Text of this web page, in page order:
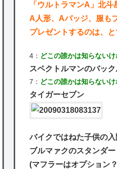
「ウルトラマンA」北斗
A人形、Aバッジ、服も
プレゼントするのは、と
4： どこの誰かは知らない
スペクトルマンのバッ
7： どこの誰かは知らない
タイガーセブン
バイクではねた子供の
ブルマァクのスタンダ
(マフラーはオプション